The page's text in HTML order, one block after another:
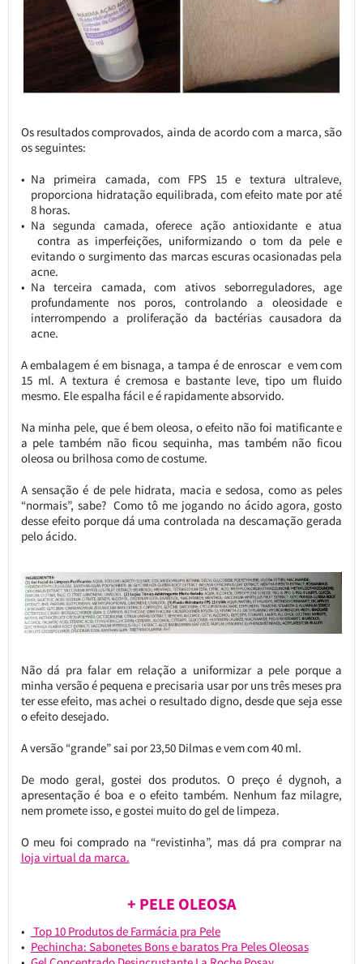
Os resultados comprovados, ainda de acordo com a marca, são
os seguintes:
Na primeira camada, com FPS 15 e textura ultraleve,
proporciona hidratação equilibrada, com efeito mate por até
8 horas.
Na segunda camada, oferece ação antioxidante e atua
contra as imperfeições, uniformizando o tom da pele e
evitando o surgimento das marcas escuras ocasionadas pela
acne.
Na terceira camada, com ativos seborreguladores, age
profundamente nos poros, controlando a oleosidade e
interrompendo a proliferação da bactérias causadora da
acne.
A embalagem é em bisnaga, a tampa é de enroscar e vem com
15 ml. A textura é cremosa e bastante leve, tipo um fluido
mesmo. Ele espalha fácil e é rapidamente absorvido.
Na minha pele, que é bem oleosa, o efeito não foi matificante e
a pele também não ficou sequinha, mas também não ficou
oleosa ou brilhosa como de costume.
A sensação é de pele hidrata, macia e sedosa, como as peles
“normais”, sabe? Como tô me jogando no ácido agora, gosto
desse efeito porque dá uma controlada na descamação gerada
pelo ácido.
Não dá pra falar em relação a uniformizar a pele porque a
minha versão é pequena e precisaria usar por uns três meses pra
ter esse efeito, mas achei o resultado digno, desde que seja esse
o efeito desejado.
A versão “grande” sai por 23,50 Dilmas e vem com 40 ml.
De modo geral, gostei dos produtos. O preço é dygnoh, a
apresentação é boa e o efeito também. Nenhum faz milagre,
nem promete isso, e gostei muito do gel de limpeza.
O meu foi comprado na “revistinha”, mas dá pra comprar na
loja virtual da marca.
+ PELE OLEOSA
Top 10 Produtos de Farmácia pra Pele
Pechincha: Sabonetes Bons e baratos Pra Peles Oleosas